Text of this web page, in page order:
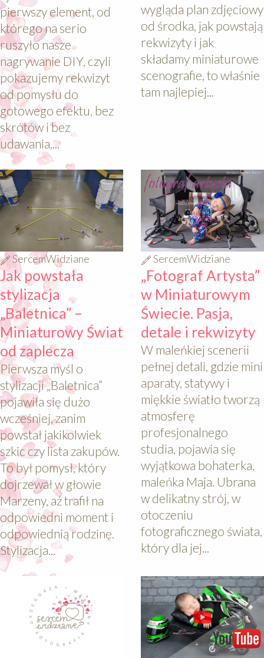
pierwszy element, od
którego na serio
ruszyło nasze
nagrywanie DIY, czyli
pokazujemy rekwizyt
od pomysłu do
gotowego efektu, bez
skrótów i bez
udawania,...
wygląda plan zdjęciowy
od środka, jak powstają
rekwizyty i jak
składamy miniaturowe
scenografie, to właśnie
tam najlepiej...
640
SercemWidziane
Jak powstała
stylizacja
„Baletnica” –
Miniaturowy Świat
od zaplecza
Pierwsza myśl o
stylizacji „Baletnica”
pojawiła się dużo
wcześniej, zanim
powstał jakikolwiek
szkic czy lista zakupów.
To był pomysł, który
dojrzewał w głowie
Marzeny, aż trafił na
odpowiedni moment i
odpowiednią rodzinę.
Stylizacja...
640
SercemWidziane
„Fotograf Artysta”
w Miniaturowym
Świecie. Pasja,
detale i rekwizyty
W maleńkiej scenerii
pełnej detali, gdzie mini
aparaty, statywy i
miękkie światło tworzą
atmosferę
profesjonalnego
studia, pojawia się
wyjątkowa bohaterka,
maleńka Maja. Ubrana
w delikatny strój, w
otoczeniu
fotograficznego świata,
który dla jej...
640